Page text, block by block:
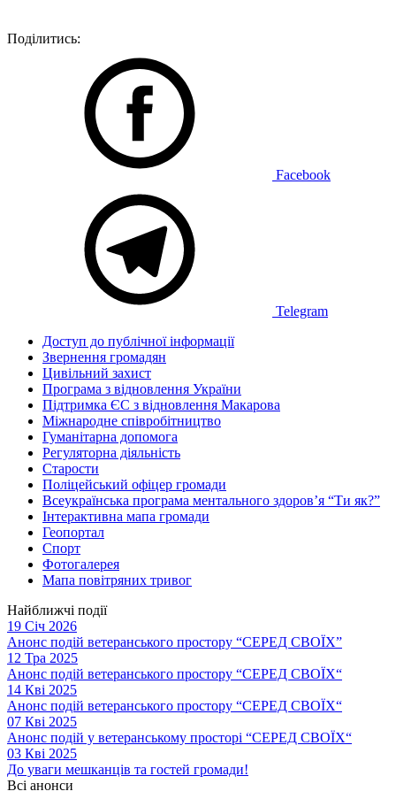
Поділитись:
Facebook
Telegram
Доступ до публічної інформації
Звернення громадян
Цивільний захист
Програма з відновлення України
Підтримка ЄС з відновлення Макарова
Міжнародне співробітництво
Гуманітарна допомога
Регуляторна діяльність
Старости
Поліцейський офіцер громади
Всеукраїнська програма ментального здоров’я “Ти як?”
Інтерактивна мапа громади
Геопортал
Спорт
Фотогалерея
Мапа повітряних тривог
Найближчі події
19 Січ 2026
Анонс подій ветеранського простору “СЕРЕД СВОЇХ”
12 Тра 2025
Анонс подій ветеранського простору “СЕРЕД СВОЇХ“
14 Кві 2025
Анонс подій ветеранського простору “СЕРЕД СВОЇХ“
07 Кві 2025
Анонс подій у ветеранському просторі “СЕРЕД СВОЇХ“
03 Кві 2025
До уваги мешканців та гостей громади!
Всі анонси